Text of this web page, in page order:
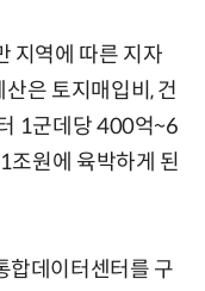
지역에 따른 지자
은 토지매입비, 건
1군데당 400억~6
조원에 육박하게 된
합데이터센터를 구